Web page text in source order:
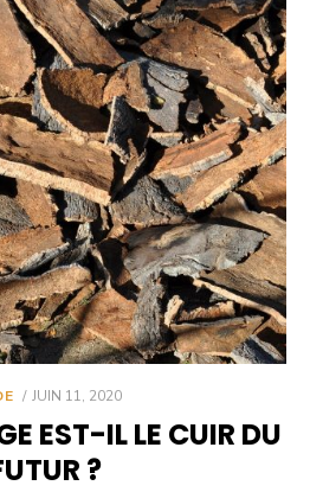
POSTED
JUIN 11, 2020
EST-IL LE CUIR DU
?